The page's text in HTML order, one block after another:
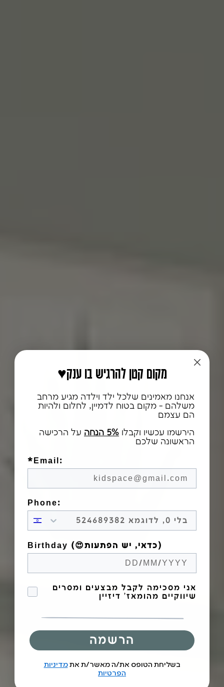
♥️מקום קטן להרגיש בו ענק
אנחנו מאמינים שלכל ילד וילדה מגיע מרחב
משלהם - מקום בטוח לדמיין, לחלום ולהיות
הם עצמם
הירשמו עכשיו וקבלו 5% הנחה
על הרכישה
הראשונה שלכם
*Email:
Phone:
Birthday (😍כדאי, יש הפתעות)
הסכמה לקבל מבצעים
אני מסכימה לקבל מבצעים ומסרים
שיווקיים מהומאז' דיזיין
הרשמה
בשליחת הטופס את/ה מאשר/ת אתמדיניות
הפרטיות